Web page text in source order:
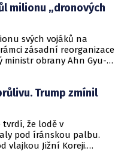
milionu „dronových
svých vojáků na
zásadní reorganizace
ministr obrany Ahn Gyu-
samozřejmě jako
Trump zmínil
že lodě v
pod íránskou palbu.
vlajkou Jižní Koreji.